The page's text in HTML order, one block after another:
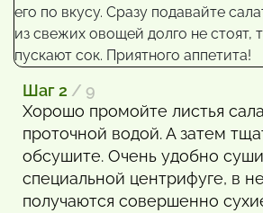
Шаг 2 / 9
Хорошо промойте листья
проточной водой. А затем
обсушите. Очень удобно
специальной центрифуге, в
получаются совершенно